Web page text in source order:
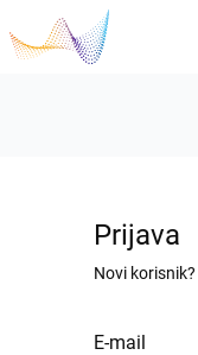
Prijava
Novi korisnik?
E-mail